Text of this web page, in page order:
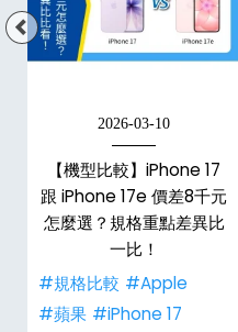
2026-03-10
【機型比較】iPhone 17
跟 iPhone 17e 價差8千元
怎麼選？規格重點差異比
一比！
#規格比較 #Apple
#蘋果 #iPhone 17